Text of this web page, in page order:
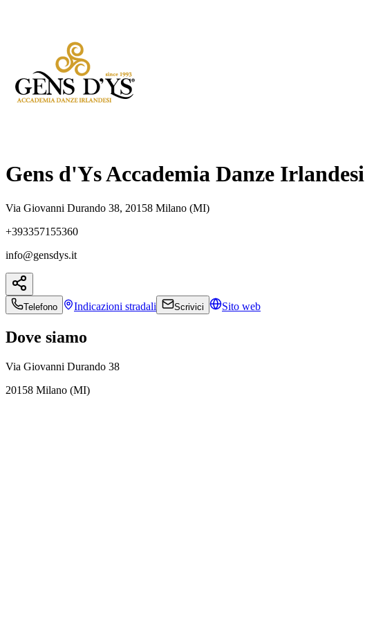
Gens d'Ys Accademia Danze Irlandesi
Via Giovanni Durando 38, 20158 Milano (MI)
+393357155360
info@gensdys.it
Telefono Indicazioni stradali Scrivici Sito web
Dove siamo
Via Giovanni Durando 38
20158 Milano (MI)